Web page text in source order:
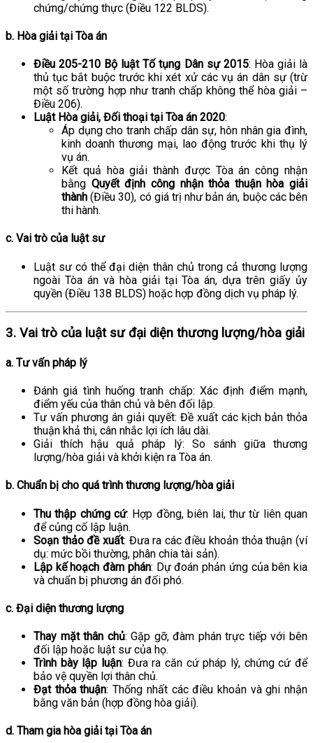
chứng/chứng thực (Điều 122 BLDS).
b. Hòa giải tại Tòa án
Điều 205-210 Bộ luật Tố tụng Dân sự 2015: Hòa giải là
thủ tục bắt buộc trước khi xét xử các vụ án dân sự (trừ
một số trường hợp như tranh chấp không thể hòa giải –
Điều 206).
Luật Hòa giải, Đối thoại tại Tòa án 2020:
Áp dụng cho tranh chấp dân sự, hôn nhân gia đình,
kinh doanh thương mại, lao động trước khi thụ lý
vụ án.
Kết quả hòa giải thành được Tòa án công nhận
bằng Quyết định công nhận thỏa thuận hòa giải
thành (Điều 30), có giá trị như bản án, buộc các bên
thi hành.
c. Vai trò của luật sư
Luật sư có thể đại diện thân chủ trong cả thương lượng
ngoài Tòa án và hòa giải tại Tòa án, dựa trên giấy ủy
quyền (Điều 138 BLDS) hoặc hợp đồng dịch vụ pháp lý.
3. Vai trò của luật sư đại diện thương lượng/hòa giải
a. Tư vấn pháp lý
Đánh giá tình huống tranh chấp: Xác định điểm mạnh,
điểm yếu của thân chủ và bên đối lập.
Tư vấn phương án giải quyết: Đề xuất các kịch bản thỏa
thuận khả thi, cân nhắc lợi ích lâu dài.
Giải thích hậu quả pháp lý: So sánh giữa thương
lượng/hòa giải và khởi kiện ra Tòa án.
b. Chuẩn bị cho quá trình thương lượng/hòa giải
Thu thập chứng cứ: Hợp đồng, biên lai, thư từ liên quan
để củng cố lập luận.
Soạn thảo đề xuất: Đưa ra các điều khoản thỏa thuận (ví
dụ: mức bồi thường, phân chia tài sản).
Lập kế hoạch đàm phán: Dự đoán phản ứng của bên kia
và chuẩn bị phương án đối phó.
c. Đại diện thương lượng
Thay mặt thân chủ: Gặp gỡ, đàm phán trực tiếp với bên
đối lập hoặc luật sư của họ.
Trình bày lập luận: Đưa ra căn cứ pháp lý, chứng cứ để
bảo vệ quyền lợi thân chủ.
Đạt thỏa thuận: Thống nhất các điều khoản và ghi nhận
bằng văn bản (hợp đồng hòa giải).
d. Tham gia hòa giải tại Tòa án